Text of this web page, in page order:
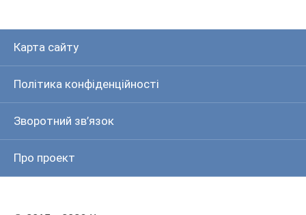
Карта сайту
Політика конфіденційності
Зворотний зв’язок
Про проект